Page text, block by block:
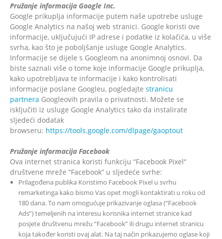
Pružanje informacija Google Inc.
Google prikuplja informacije putem naše upotrebe usluge
Google Analytics na našoj web stranici. Google koristi ove
informacije, uključujući IP adrese i podatke iz kolačića, u više
svrha, kao što je poboljšanje usluge Google Analytics.
Informacije se dijele s Googleom na anonimnoj osnovi. Da
biste saznali više o tome koje informacije Google prikuplja,
kako upotrebljava te informacije i kako kontrolisati
informacije poslane Googleu, pogledajte stranicu
partnera Googleovih pravila o privatnosti. Možete se
isključiti iz usluge Google Analytics tako da instalirate
sljedeći dodatak
browseru: https://tools.google.com/dlpage/gaoptout
Pružanje informacija Facebook
Ova internet stranica koristi funkciju “Facebook Pixel“
društvene mreže “Facebook” u sljedeće svrhe:
Prilagođena publika Koristimo Facebook Pixel u svrhu
remarketinga kako bismo Vas opet mogli kontaktirati u roku od
180 dana. To nam omogućuje prikazivanje oglasa (“Facebook
Ads”) temeljenih na interesu korisnika internet stranice kad
posjete društvenu mrežu “Facebook” ili drugu internet stranicu
koja također koristi ovaj alat. Na taj način prikazujemo oglase koji